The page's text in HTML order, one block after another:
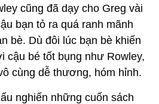
cũng đã dạy cho Greg vài
bạn tỏ ra quá ranh mãnh
bè. Dù đôi lúc bạn bè khiến
cậu bé tốt bụng như Rowley,
cùng dễ thương, hóm hỉnh.
nghiến những cuốn sách